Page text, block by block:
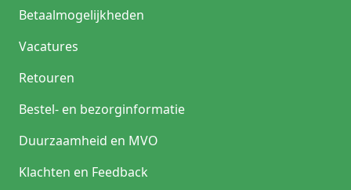
Betaalmogelijkheden
Vacatures
Retouren
Bestel- en bezorginformatie
Duurzaamheid en MVO
Klachten en Feedback